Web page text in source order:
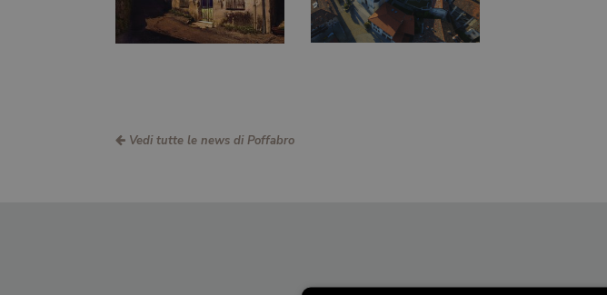
Vedi tutte le news di Poffabro